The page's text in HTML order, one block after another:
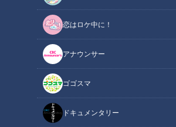
恋はロケ中に！
アナウンサー
ゴゴスマ
ドキュメンタリー